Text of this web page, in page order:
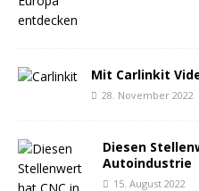
Mit Carlinkit
28. November 2022
Diesen
Autoindustrie
15. August 2022